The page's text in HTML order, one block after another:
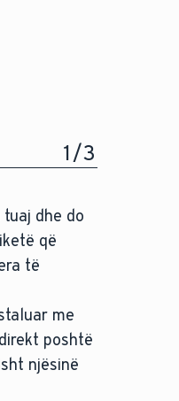
1/3
dhe do
që
të
me
poshtë
njësinë